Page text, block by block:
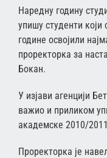
Наредну годину
упишу студенти
године освојили
проректорка за
Бокан.
У изјави агенцији
важио и приликом
академске 2010/
Проректорка је